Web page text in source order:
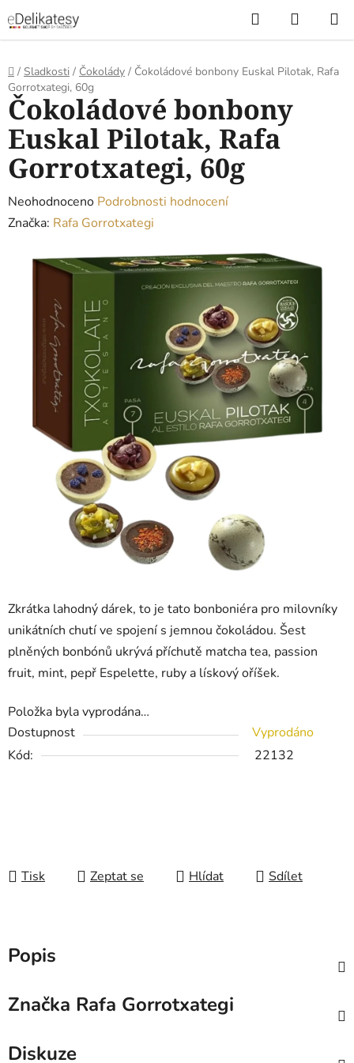
na
obsah
Hledat
KOŠÍK
Domů
/ Sladkosti / Čokolády / Čokoládové bonbony Euskal Pilotak, Rafa
Gorrotxategi, 60g
Zkrátka lahodný dárek, to je tato bonboniéra pro milovníky
unikátních chutí ve spojení s jemnou čokoládou. Šest
plněných bonbónů ukrývá příchutě matcha tea, passion
fruit, mint, pepř Espelette, ruby a lískový oříšek.
Položka byla vyprodána…
Dostupnost
Vyprodáno
Kód:
22132
Tisk Zeptat se Hlídat Sdílet
Čokoládové bonbony
Euskal Pilotak, Rafa
Gorrotxategi, 60g
Průměrné
hodnocení
hvězdiček.
Neohodnoceno Podrobnosti hodnocení
Značka: Rafa Gorrotxategi
Popis
Značka Rafa Gorrotxategi
Diskuze